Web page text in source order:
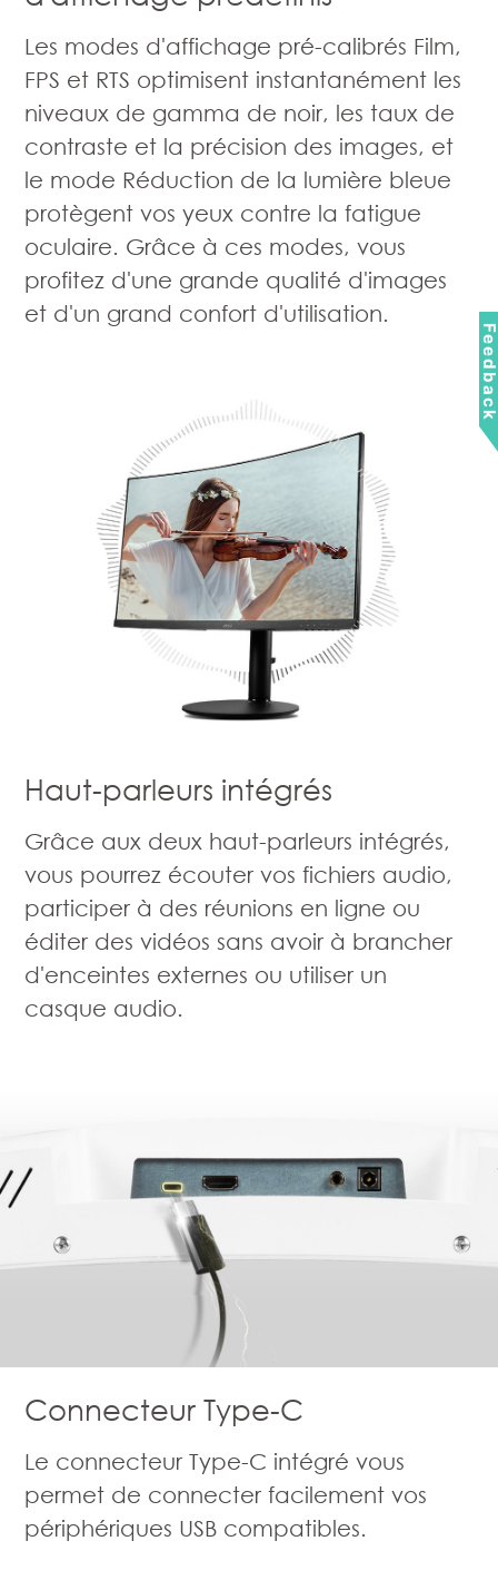
Les modes d'affichage pré-calibrés Film,
FPS et RTS optimisent instantanément les
niveaux de gamma de noir, les taux de
contraste et la précision des images, et
le mode Réduction de la lumière bleue
protègent vos yeux contre la fatigue
oculaire. Grâce à ces modes, vous
profitez d'une grande qualité d'images
et d'un grand confort d'utilisation.
Haut-parleurs intégrés
Grâce aux deux haut-parleurs intégrés,
vous pourrez écouter vos fichiers audio,
participer à des réunions en ligne ou
éditer des vidéos sans avoir à brancher
d'enceintes externes ou utiliser un
casque audio.
Connecteur Type-C
Le connecteur Type-C intégré vous
permet de connecter facilement vos
périphériques USB compatibles.